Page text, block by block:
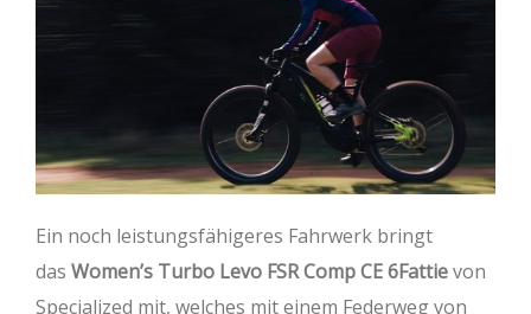
Ein noch leistungsfähigeres Fahrwerk bringt
das Women’s Turbo Levo FSR Comp CE 6Fattievon
Specialized mit, welches mit einem Federweg von